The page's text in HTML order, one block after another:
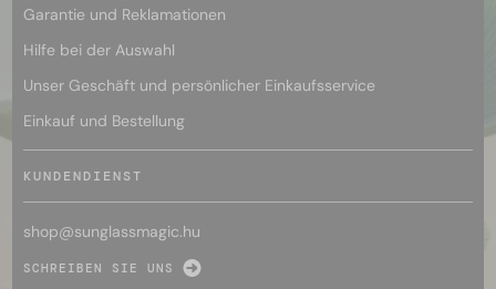
Garantie und Reklamationen
Hilfe bei der Auswahl
Unser Geschäft und persönlicher Einkaufsservice
Einkauf und Bestellung
KUNDENDIENST
shop@sunglassmagic.hu
SCHREIBEN SIE UNS